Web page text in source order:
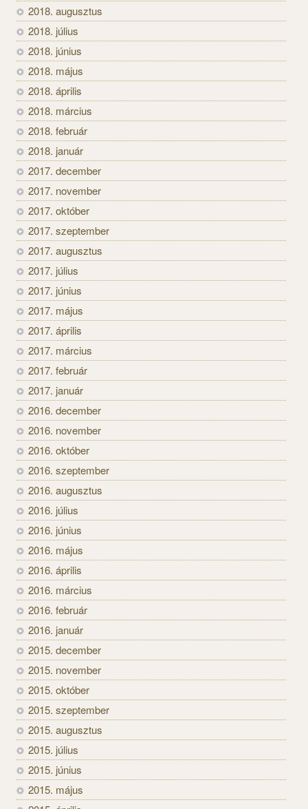
2018. augusztus
2018. július
2018. június
2018. május
2018. április
2018. március
2018. február
2018. január
2017. december
2017. november
2017. október
2017. szeptember
2017. augusztus
2017. július
2017. június
2017. május
2017. április
2017. március
2017. február
2017. január
2016. december
2016. november
2016. október
2016. szeptember
2016. augusztus
2016. július
2016. június
2016. május
2016. április
2016. március
2016. február
2016. január
2015. december
2015. november
2015. október
2015. szeptember
2015. augusztus
2015. július
2015. június
2015. május